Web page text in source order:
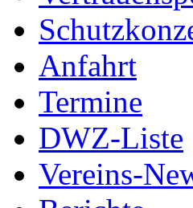
Anfahrt
Termine
DWZ-Liste
Vereins-